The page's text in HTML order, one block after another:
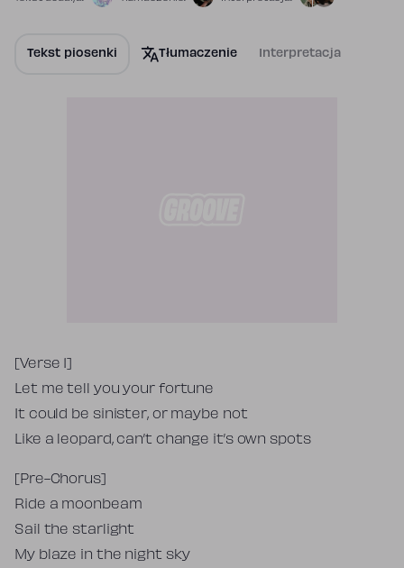
Tekst piosenki Tłumaczenie Interpretacja
Tekst piosenki
[Verse 1]
Let me tell you your fortune
It could be sinister, or maybe not
Like a leopard, can’t change it’s own spots
[Pre-Chorus]
Ride a moonbeam
Sail the starlight
My blaze in the night sky